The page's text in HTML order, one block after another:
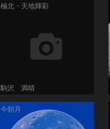
極北・天地輝彩
駒沢 満晴
今朝月